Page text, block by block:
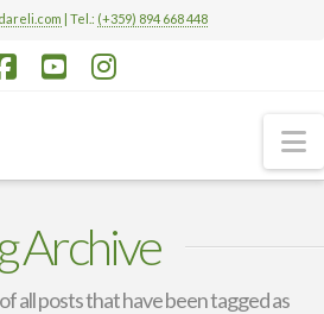
| Tel.: (+359) 894 668 448
Archive
all posts that have been tagged as